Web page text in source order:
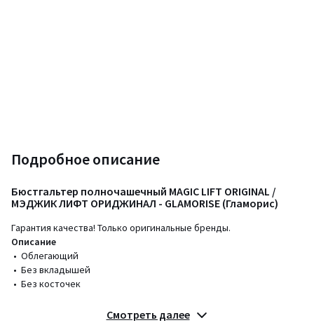
Подробное описание
Бюстгальтер полночашечный MAGIC LIFT ORIGINAL /
МЭДЖИК ЛИФТ ОРИДЖИНАЛ - GLAMORISE (Гламорис)
Гарантия качества! Только оригинальные бренды.
Описание
• Облегающий
• Без вкладышей
• Без косточек
Смотреть далее